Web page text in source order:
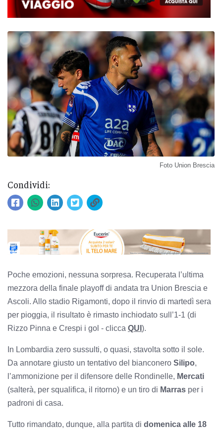
Foto Union Brescia
Condividi:
Poche emozioni, nessuna sorpresa. Recuperata l’ultima
mezzora della finale playoff di andata tra Union Brescia e
Ascoli. Allo stadio Rigamonti, dopo il rinvio di martedì sera
per pioggia, il risultato è rimasto inchiodato sull’1-1 (di
Rizzo Pinna e Crespi i gol - clicca QUI ).
In Lombardia zero sussulti, o quasi, stavolta sotto il sole.
Da annotare giusto un tentativo del bianconero Silipo,
l’ammonizione per il difensore delle Rondinelle, Mercati
(salterà, per squalifica, il ritorno) e un tiro di Marras per i
padroni di casa.
Tutto rimandato, dunque, alla partita di domenica alle 18